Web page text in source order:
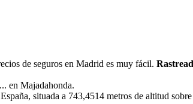
de seguros en Madrid es muy fácil.
en Majadahonda.
situada a 743,4514 metros de altitud